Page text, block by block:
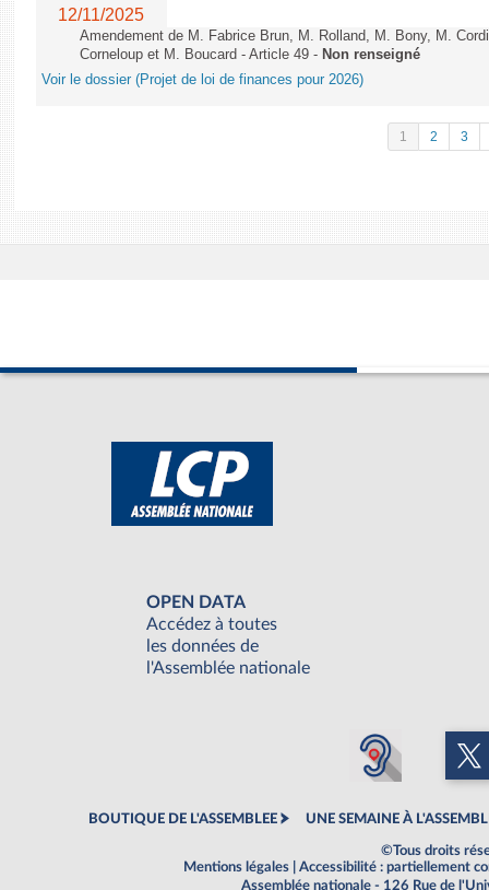
12/11/2025
Amendement de M. Fabrice Brun, M. Rolland, M. Bony, M.
Corneloup et M. Boucard - Article 49 - Non renseigné
Voir le dossier (Projet de loi de finances pour 2026)
1 2 3
OPEN DATA
Accédez à toutes
les données de
l'Assemblée nationale
BOUTIQUE DE L'ASSEMBLEE UNE SEMAINE À
©Tous droits
Mentions légales
Accessibilité : partiellement
Assemblée nationale - 126 Rue de